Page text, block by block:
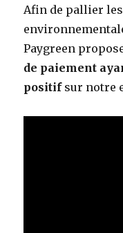
Afin de pallier
Paygreen
de paiement
positifsur notre